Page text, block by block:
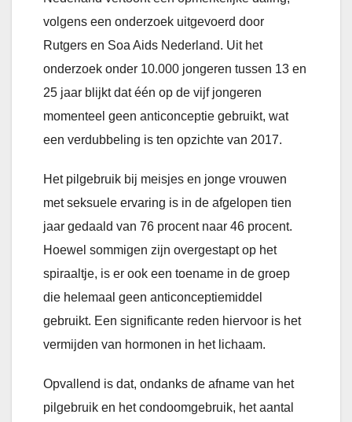
volgens een onderzoek uitgevoerd door
Rutgers en Soa Aids Nederland. Uit het
onderzoek onder 10.000 jongeren tussen 13 en
25 jaar blijkt dat één op de vijf jongeren
momenteel geen anticonceptie gebruikt, wat
een verdubbeling is ten opzichte van 2017.
Het pilgebruik bij meisjes en jonge vrouwen
met seksuele ervaring is in de afgelopen tien
jaar gedaald van 76 procent naar 46 procent.
Hoewel sommigen zijn overgestapt op het
spiraaltje, is er ook een toename in de groep
die helemaal geen anticonceptiemiddel
gebruikt. Een significante reden hiervoor is het
vermijden van hormonen in het lichaam.
Opvallend is dat, ondanks de afname van het
pilgebruik en het condoomgebruik, het aantal